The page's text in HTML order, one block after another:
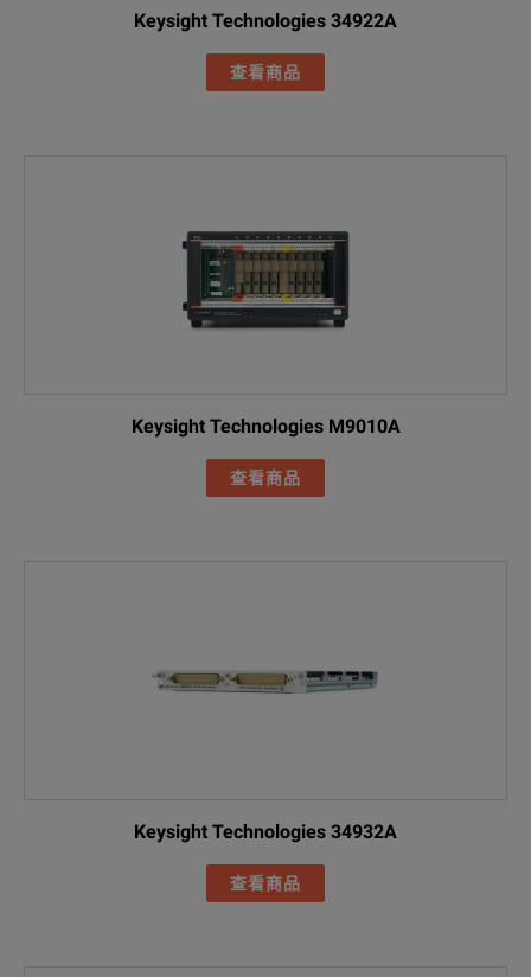
Keysight Technologies 34922A
查看商品
Keysight Technologies M9010A
查看商品
Keysight Technologies 34932A
查看商品